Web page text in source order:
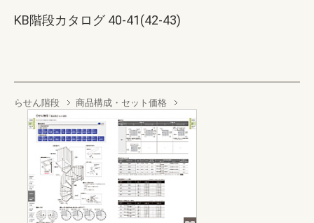
KB階段カタログ 40-41(42-43)
らせん階段 商品構成・セット価格